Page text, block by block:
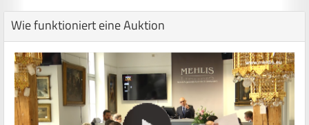
Wie funktioniert eine Auktion